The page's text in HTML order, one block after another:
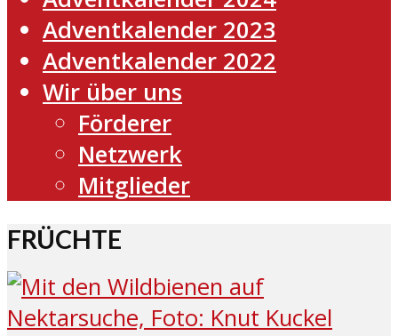
Adventkalender 2023
Adventkalender 2022
Wir über uns
Förderer
Netzwerk
Mitglieder
FRÜCHTE